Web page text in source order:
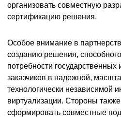
организовать совместную
сертификацию решения.
Особое внимание в
созданию решения,
потребности государственных
заказчиков в надежной,
технологически независимой
виртуализации. Стороны
сформировать совместные